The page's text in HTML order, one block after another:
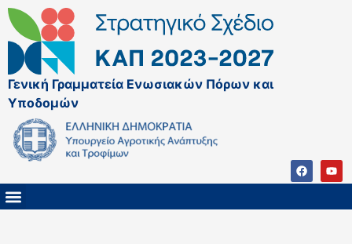
Γενική Γραμματεία Ενωσιακών Πόρων και
Υποδομών